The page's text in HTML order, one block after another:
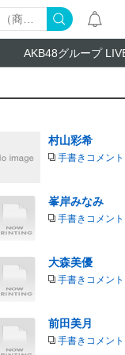
AKB48グループ
村山彩希
手書きコメン
峯岸みなみ
手書きコメン
大森美優
手書きコメン
前田美月
手書きコメン